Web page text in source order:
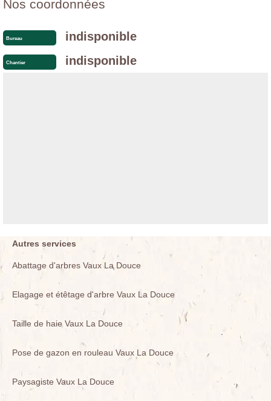
Nos coordonnées
Bureau indisponible
Chantier indisponible
Autres services
Abattage d'arbres Vaux La Douce
Elagage et étêtage d'arbre Vaux La Douce
Taille de haie Vaux La Douce
Pose de gazon en rouleau Vaux La Douce
Paysagiste Vaux La Douce